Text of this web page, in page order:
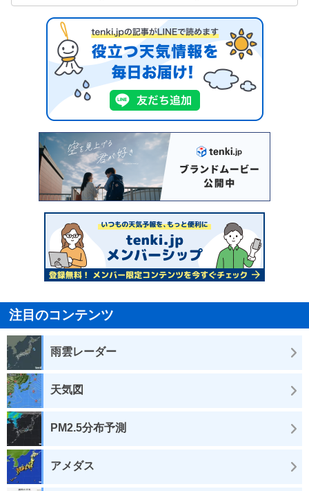
注目のコンテンツ
雨雲レーダー
天気図
PM2.5分布予測
アメダス